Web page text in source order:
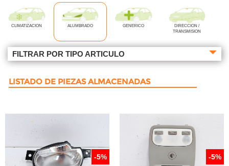
CLIMATIZACION ALUMBRADO GENERICO
DIRECCION /
TRANSMISION
FILTRAR POR TIPO ARTICULO
LISTADO DE PIEZAS ALMACENADAS
-5% -5%